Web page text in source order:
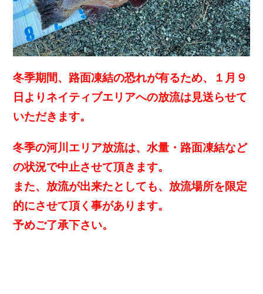
冬季期間、路面凍結の恐れが有るため、１月９
日よりネイティブエリアへの放流は見送らせて
いただきます。
冬季の河川エリア放流は、水量・路面凍結など
の状況で中止させて頂きます。
また、放流が出来たとしても、放流場所を限定
的にさせて頂く事があります。
予めご了承下さい。